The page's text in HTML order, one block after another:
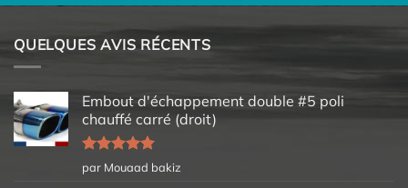
QUELQUES AVIS RÉCENTS
Embout d'échappement double #5 poli
chauffé carré (droit)
Note5sur
5
par Mouaad bakiz